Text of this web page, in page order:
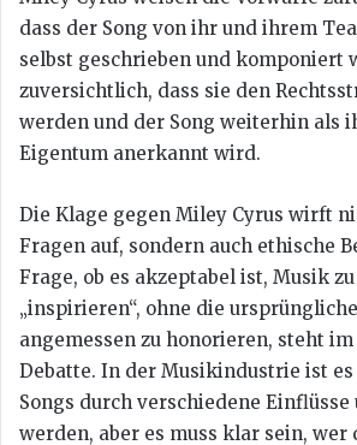
dass der Song von ihr und ihrem
selbst geschrieben und komponiert
zuversichtlich, dass sie den
werden und der Song weiterhin als
Eigentum anerkannt wird.
Die Klage gegen Miley Cyrus wirft
Fragen auf, sondern auch ethische
Frage, ob es akzeptabel ist, Musik
„inspirieren“, ohne die
angemessen zu honorieren, steht
Debatte. In der Musikindustrie ist es
Songs durch verschiedene
werden, aber es muss klar sein, wer